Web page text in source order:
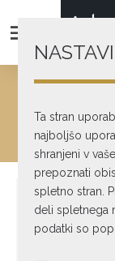
Ta stran
najboljšo
shranjeni v
prepoznati
spletno stran.
deli spletnega
podatki so